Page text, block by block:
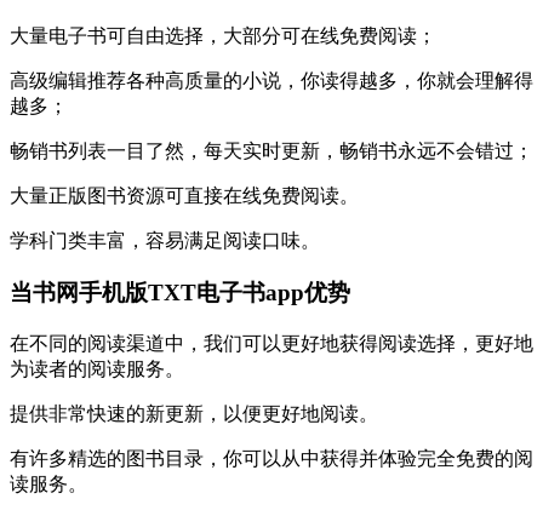
大量电子书可自由选择，大部分可在线免费阅读；
高级编辑推荐各种高质量的小说，你读得越多，你就会理解得
越多；
畅销书列表一目了然，每天实时更新，畅销书永远不会错过；
大量正版图书资源可直接在线免费阅读。
学科门类丰富，容易满足阅读口味。
当书网手机版TXT电子书app优势
在不同的阅读渠道中，我们可以更好地获得阅读选择，更好地
为读者的阅读服务。
提供非常快速的新更新，以便更好地阅读。
有许多精选的图书目录，你可以从中获得并体验完全免费的阅
读服务。